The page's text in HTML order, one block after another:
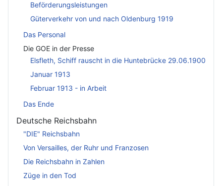
Beförderungsleistungen
Güterverkehr von und nach Oldenburg 1919
Das Personal
Die GOE in der Presse
Elsfleth, Schiff rauscht in die Huntebrücke 29.06.1900
Januar 1913
Februar 1913 - in Arbeit
Das Ende
Deutsche Reichsbahn
"DIE" Reichsbahn
Von Versailles, der Ruhr und Franzosen
Die Reichsbahn in Zahlen
Züge in den Tod